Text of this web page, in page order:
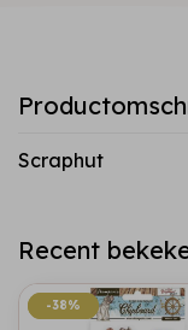
Scraphut
Recent
-38%
-38%